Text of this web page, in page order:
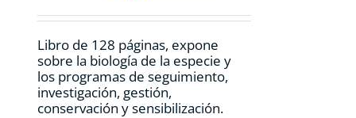
Libro de 128 páginas, expone
sobre la biología de la especie y
los programas de seguimiento,
investigación, gestión,
conservación y sensibilización.